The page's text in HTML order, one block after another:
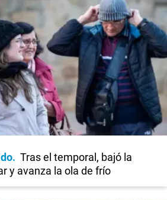
Tras el temporal, bajó la
y avanza la ola de frío